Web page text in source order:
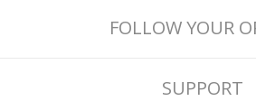
FOLLOW YOUR
SUPPORT